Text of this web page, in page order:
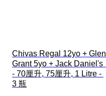
Chivas Regal 12yo + Glen
Grant 5yo + Jack Daniel's
- 70厘升, 75厘升, 1 Litre -
3 瓶